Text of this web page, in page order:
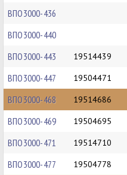
ВПО3000-436
ВПО3000-440
ВПО3000-443 19514439
ВПО3000-447 19504471
ВПО3000-468 19514686
ВПО3000-469 19504695
ВПО3000-471 19514710
ВПО3000-477 19504778